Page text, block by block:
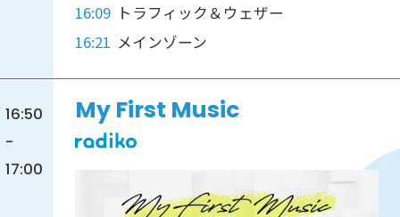
16:09 トラフィック＆ウェザー
16:21 メインゾーン
16:50
-
17:00
My First Music